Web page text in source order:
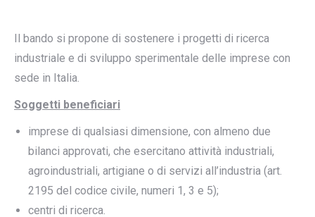
Il bando si propone di sostenere i progetti di ricerca
industriale e di sviluppo sperimentale delle imprese con
sede in Italia.
Soggetti beneficiari
imprese di qualsiasi dimensione, con almeno due
bilanci approvati, che esercitano attività industriali,
agroindustriali, artigiane o di servizi all’industria (art.
2195 del codice civile, numeri 1, 3 e 5);
centri di ricerca.